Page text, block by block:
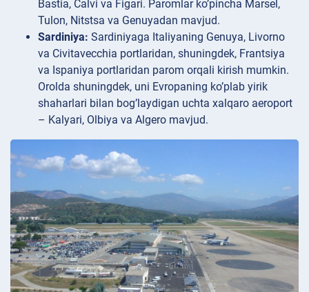
Bastia, Calvi va Figari. Paromlar ko’pincha Marsel,
Tulon, Nitstsa va Genuyadan mavjud.
Sardiniya: Sardiniyaga Italiyaning Genuya, Livorno
va Civitavecchia portlaridan, shuningdek, Frantsiya
va Ispaniya portlaridan parom orqali kirish mumkin.
Orolda shuningdek, uni Evropaning ko’plab yirik
shaharlari bilan bog’laydigan uchta xalqaro aeroport
– Kalyari, Olbiya va Algero mavjud.